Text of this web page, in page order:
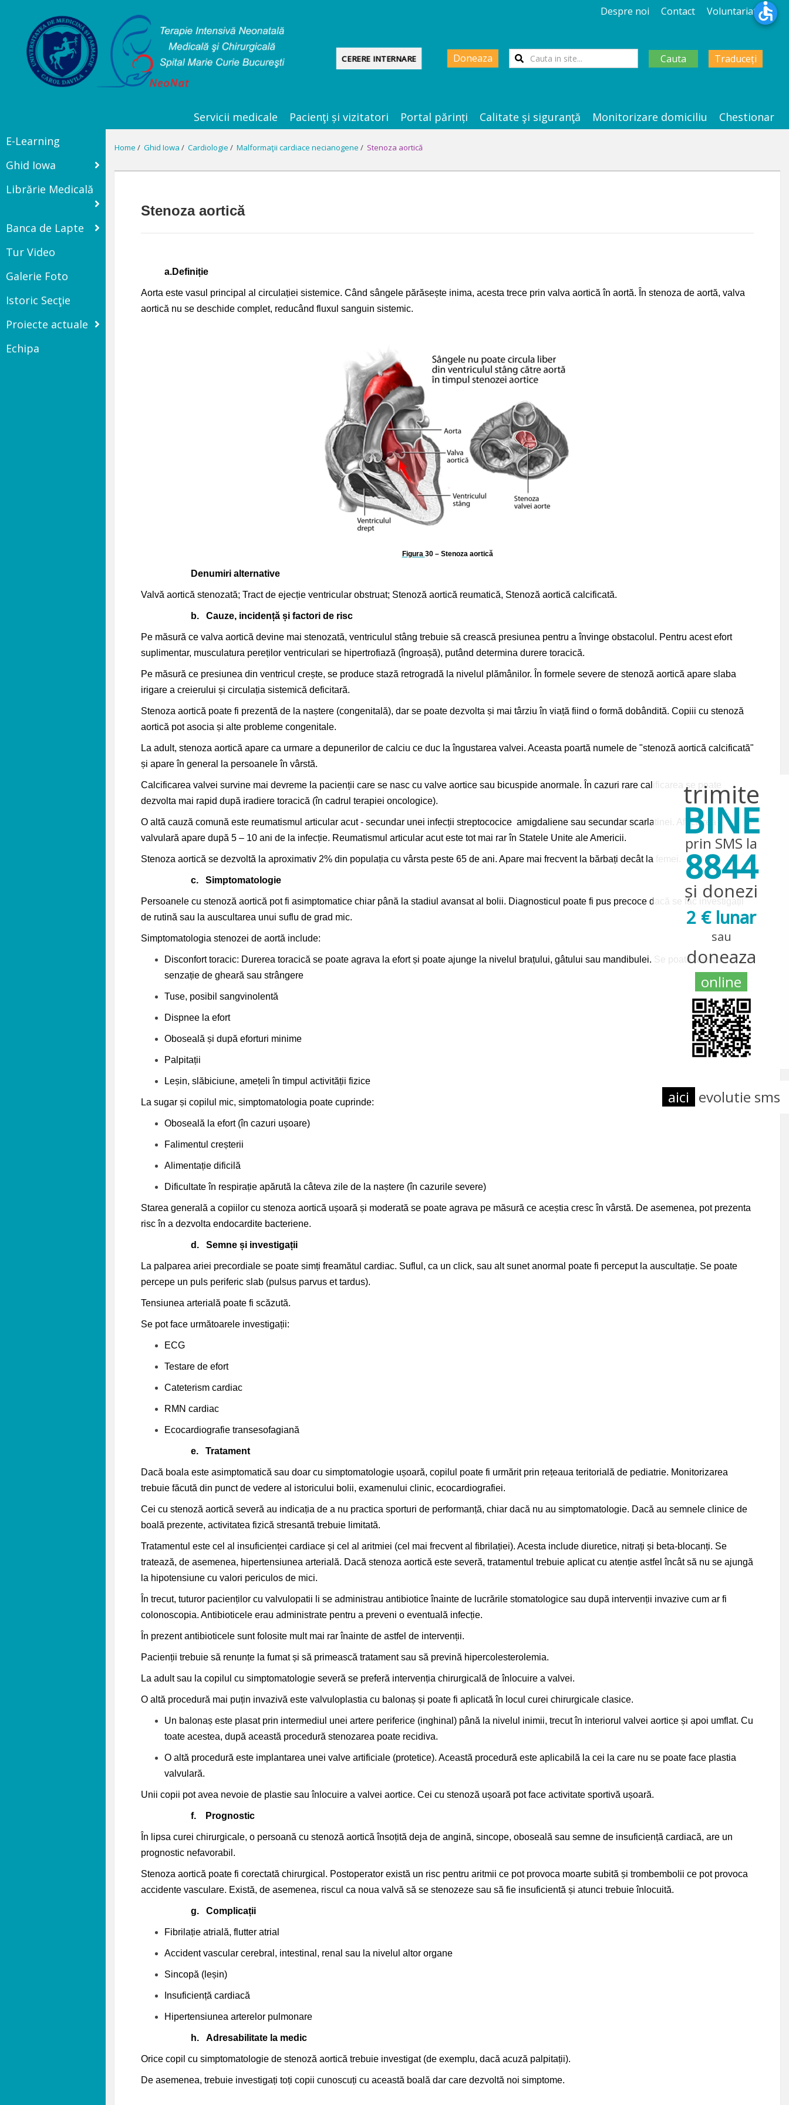
trimite
BINE
prin SMS la
8844
și donezi
2 € lunar
sau
doneaza
online
aici evolutie sms
Despre noi Contact Voluntariat
CERERE INTERNARE Doneaza Cauta Traduceți
Servicii medicale Pacienţi și vizitatori Portal părinți Calitate şi siguranţă Monitorizare domiciliu
Chestionar
E-Learning
Ghid Iowa
Librărie Medicală
Banca de Lapte
Tur Video
Galerie Foto
Istoric Secţie
Proiecte actuale
Echipa
Home / Ghid Iowa / Cardiologie / Malformaţii cardiace necianogene / Stenoza aortică
Stenoza aortică
a.Definiție
Aorta este vasul principal al circulației sistemice. Când sângele părăsește inima, acesta trece prin valva aortică în aortă. În stenoza de aortă, valva
aortică nu se deschide complet, reducând fluxul sanguin sistemic.
Figura 30– Stenoza aortică
Denumiri alternative
Valvă aortică stenozată; Tract de ejecție ventricular obstruat; Stenoză aortică reumatică, Stenoză aortică calcificată.
b.Cauze, incidență și factori de risc
Pe măsură ce valva aortică devine mai stenozată, ventriculul stâng trebuie să crească presiunea pentru a învinge obstacolul. Pentru acest efort
suplimentar, musculatura pereților ventriculari se hipertrofiază (îngroașă), putând determina durere toracică.
Pe măsură ce presiunea din ventricul crește, se produce stază retrogradă la nivelul plămânilor. În formele severe de stenoză aortică apare slaba
irigare a creierului și circulația sistemică deficitară.
Stenoza aortică poate fi prezentă de la naștere (congenitală), dar se poate dezvolta și mai târziu în viață fiind o formă dobândită. Copiii cu stenoză
aortică pot asocia și alte probleme congenitale.
La adult, stenoza aortică apare ca urmare a depunerilor de calciu ce duc la îngustarea valvei. Aceasta poartă numele de "stenoză aortică calcificată"
și apare în general la persoanele în vârstă.
Calcificarea valvei survine mai devreme la pacienții care se nasc cu valve aortice sau bicuspide anormale. În cazuri rare calificarea se poate
dezvolta mai rapid după iradiere toracică (în cadrul terapiei oncologice).
O altă cauză comună este reumatismul articular acut - secundar unei infecții streptococice amigdaliene sau secundar scarlatinei. Afectarea
valvulară apare după 5 – 10 ani de la infecție. Reumatismul articular acut este tot mai rar în Statele Unite ale Americii.
Stenoza aortică se dezvoltă la aproximativ 2% din populația cu vârsta peste 65 de ani. Apare mai frecvent la bărbați decât la femei.
c.Simptomatologie
Persoanele cu stenoză aortică pot fi asimptomatice chiar până la stadiul avansat al bolii. Diagnosticul poate fi pus precoce dacă se fac investigații
de rutină sau la auscultarea unui suflu de grad mic.
Simptomatologia stenozei de aortă include:
Disconfort toracic: Durerea toracică se poate agrava la efort și poate ajunge la nivelul brațului, gâtului sau mandibulei. Se poate asocia
senzație de gheară sau strângere
Tuse, posibil sangvinolentă
Dispnee la efort
Oboseală și după eforturi minime
Palpitații
Leșin, slăbiciune, amețeli în timpul activității fizice
La sugar și copilul mic, simptomatologia poate cuprinde:
Oboseală la efort (în cazuri ușoare)
Falimentul creșterii
Alimentație dificilă
Dificultate în respirație apărută la câteva zile de la naștere (în cazurile severe)
Starea generală a copiilor cu stenoza aortică ușoară și moderată se poate agrava pe măsură ce aceștia cresc în vârstă. De asemenea, pot prezenta
risc în a dezvolta endocardite bacteriene.
d.Semne și investigații
La palparea ariei precordiale se poate simți freamătul cardiac. Suflul, ca un click, sau alt sunet anormal poate fi perceput la auscultație. Se poate
percepe un puls periferic slab (pulsus parvus et tardus).
Tensiunea arterială poate fi scăzută.
Se pot face următoarele investigații:
ECG
Testare de efort
Cateterism cardiac
RMN cardiac
Ecocardiografie transesofagiană
e.Tratament
Dacă boala este asimptomatică sau doar cu simptomatologie ușoară, copilul poate fi urmărit prin rețeaua teritorială de pediatrie. Monitorizarea
trebuie făcută din punct de vedere al istoricului bolii, examenului clinic, ecocardiografiei.
Cei cu stenoză aortică severă au indicația de a nu practica sporturi de performanță, chiar dacă nu au simptomatologie. Dacă au semnele clinice de
boală prezente, activitatea fizică stresantă trebuie limitată.
Tratamentul este cel al insuficienței cardiace și cel al aritmiei (cel mai frecvent al fibrilației). Acesta include diuretice, nitrați și beta-blocanți. Se
tratează, de asemenea, hipertensiunea arterială. Dacă stenoza aortică este severă, tratamentul trebuie aplicat cu atenție astfel încât să nu se ajungă
la hipotensiune cu valori periculos de mici.
În trecut, tuturor pacienților cu valvulopatii li se administrau antibiotice înainte de lucrările stomatologice sau după intervenții invazive cum ar fi
colonoscopia. Antibioticele erau administrate pentru a preveni o eventuală infecție.
În prezent antibioticele sunt folosite mult mai rar înainte de astfel de intervenții.
Pacienții trebuie să renunțe la fumat și să primească tratament sau să prevină hipercolesterolemia.
La adult sau la copilul cu simptomatologie severă se preferă intervenția chirurgicală de înlocuire a valvei.
O altă procedură mai puțin invazivă este valvuloplastia cu balonaș și poate fi aplicată în locul curei chirurgicale clasice.
Un balonaș este plasat prin intermediul unei artere periferice (inghinal) până la nivelul inimii, trecut în interiorul valvei aortice și apoi umflat. Cu
toate acestea, după această procedură stenozarea poate recidiva.
O altă procedură este implantarea unei valve artificiale (protetice). Această procedură este aplicabilă la cei la care nu se poate face plastia
valvulară.
Unii copii pot avea nevoie de plastie sau înlocuire a valvei aortice. Cei cu stenoză ușoară pot face activitate sportivă ușoară.
f. Prognostic
În lipsa curei chirurgicale, o persoană cu stenoză aortică însoțită deja de angină, sincope, oboseală sau semne de insuficiență cardiacă, are un
prognostic nefavorabil.
Stenoza aortică poate fi corectată chirurgical. Postoperator există un risc pentru aritmii ce pot provoca moarte subită și trombembolii ce pot provoca
accidente vasculare. Există, de asemenea, riscul ca noua valvă să se stenozeze sau să fie insuficientă și atunci trebuie înlocuită.
g.Complicații
Fibrilație atrială, flutter atrial
Accident vascular cerebral, intestinal, renal sau la nivelul altor organe
Sincopă (leșin)
Insuficiență cardiacă
Hipertensiunea arterelor pulmonare
h.Adresabilitate la medic
Orice copil cu simptomatologie de stenoză aortică trebuie investigat (de exemplu, dacă acuză palpitații).
De asemenea, trebuie investigați toți copii cunoscuți cu această boală dar care dezvoltă noi simptome.